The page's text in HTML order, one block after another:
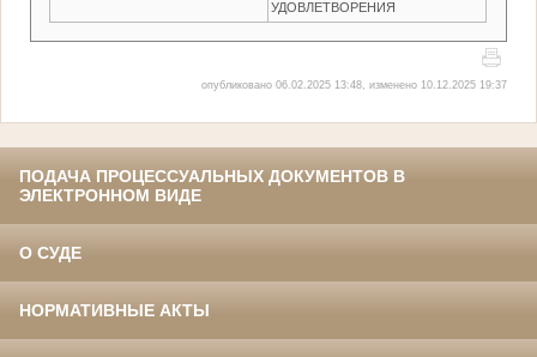
УДОВЛЕТВОРЕНИЯ
опубликовано 06.02.2025 13:48, изменено 10.12.2025 19:37
ПОДАЧА ПРОЦЕССУАЛЬНЫХ ДОКУМЕНТОВ В
ЭЛЕКТРОННОМ ВИДЕ
О СУДЕ
НОРМАТИВНЫЕ АКТЫ